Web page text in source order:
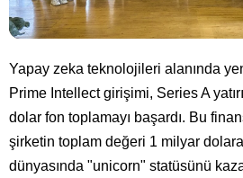
Yapay zeka teknolojileri alanında
Prime Intellect girişimi, Series A
dolar fon toplamayı başardı. Bu
şirketin toplam değeri 1 milyar
dünyasında "unicorn" statüsünü